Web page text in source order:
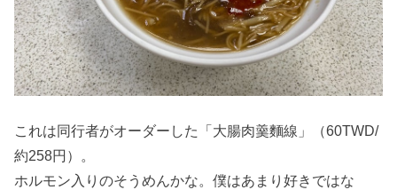
これは同行者がオーダーした「大腸肉羹麵線」（60TWD/
約258円）。
ホルモン入りのそうめんかな。僕はあまり好きではな